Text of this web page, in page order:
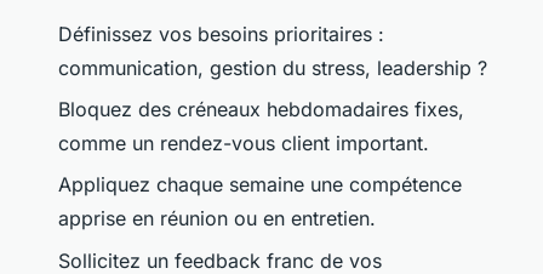
Définissez vos besoins prioritaires :
communication, gestion du stress, leadership ?
Bloquez des créneaux hebdomadaires fixes,
comme un rendez-vous client important.
Appliquez chaque semaine une compétence
apprise en réunion ou en entretien.
Sollicitez un feedback franc de vos